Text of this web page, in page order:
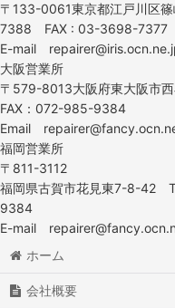
〒133-0061東京都江戸川区
7388 FAX : 03-3698-7377
E-mail
大阪営業所
〒579-8013大阪府東大阪
FAX：072-985-9384
Email
福岡営業所
〒811-3112
福岡県古賀市花見東7-8-42
9384
E-mail
ホーム
会社概要